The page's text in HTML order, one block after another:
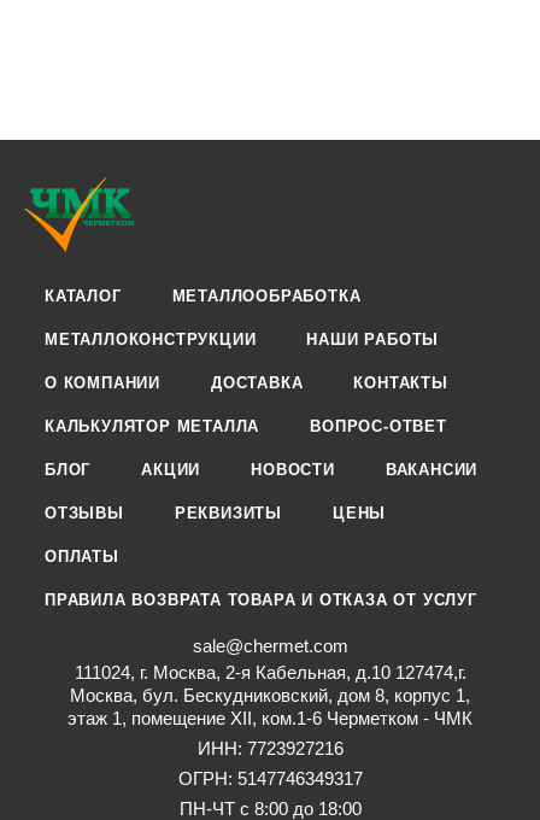
КАТАЛОГ МЕТАЛЛООБРАБОТКА
МЕТАЛЛОКОНСТРУКЦИИ НАШИ РАБОТЫ
О КОМПАНИИ ДОСТАВКА КОНТАКТЫ
КАЛЬКУЛЯТОР МЕТАЛЛА ВОПРОС-ОТВЕТ
БЛОГ АКЦИИ НОВОСТИ ВАКАНСИИ
ОТЗЫВЫ РЕКВИЗИТЫ ЦЕНЫ
ОПЛАТЫ
ПРАВИЛА ВОЗВРАТА ТОВАРА И ОТКАЗА ОТ УСЛУГ
sale@chermet.com
111024, г. Москва, 2-я Кабельная, д.10 127474,г.
Москва, бул. Бескудниковский, дом 8, корпус 1,
этаж 1, помещение XII, ком.1-6 Черметком - ЧМК
ИНН: 7723927216
ОГРН: 5147746349317
ПН-ЧТ с 8:00 до 18:00